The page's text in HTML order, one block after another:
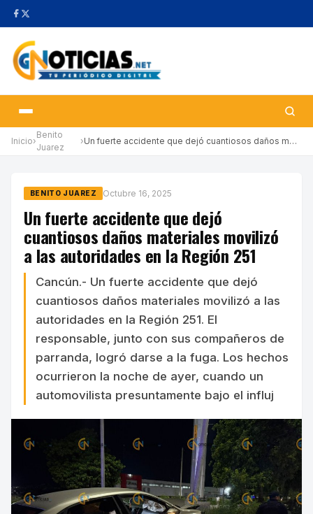
Inicio›
Benito
Juarez
› Un fuerte accidente que dejó cuantiosos daños materiales moviliz…
BENITO JUAREZ Octubre 16, 2025
Un fuerte accidente que dejó
cuantiosos daños materiales movilizó
a las autoridades en la Región 251
Cancún.- Un fuerte accidente que dejó
cuantiosos daños materiales movilizó a las
autoridades en la Región 251. El
responsable, junto con sus compañeros de
parranda, logró darse a la fuga. Los hechos
ocurrieron la noche de ayer, cuando un
automovilista presuntamente bajo el influj